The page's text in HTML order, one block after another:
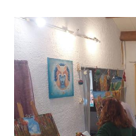
Atelier créatif pour
Expérimenter sa
et thèmes, chaque